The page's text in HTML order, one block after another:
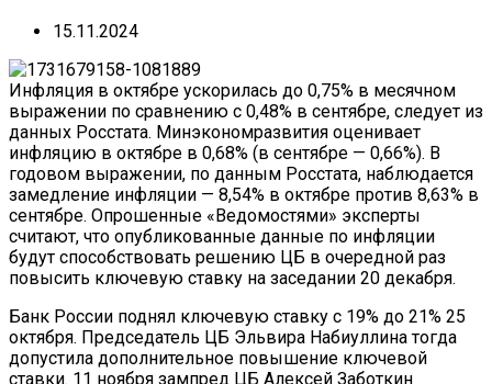
15.11.2024
Инфляция в октябре ускорилась до 0,75% в месячном
выражении по сравнению с 0,48% в сентябре, следует из
данных Росстата. Минэкономразвития оценивает
инфляцию в октябре в 0,68% (в сентябре — 0,66%). В
годовом выражении, по данным Росстата, наблюдается
замедление инфляции — 8,54% в октябре против 8,63% в
сентябре. Опрошенные «Ведомостями» эксперты
считают, что опубликованные данные по инфляции
будут способствовать решению ЦБ в очередной раз
повысить ключевую ставку на заседании 20 декабря.
Банк России поднял ключевую ставку с 19% до 21% 25
октября. Председатель ЦБ Эльвира Набиуллина тогда
допустила дополнительное повышение ключевой
ставки. 11 ноября зампред ЦБ Алексей Заботкин